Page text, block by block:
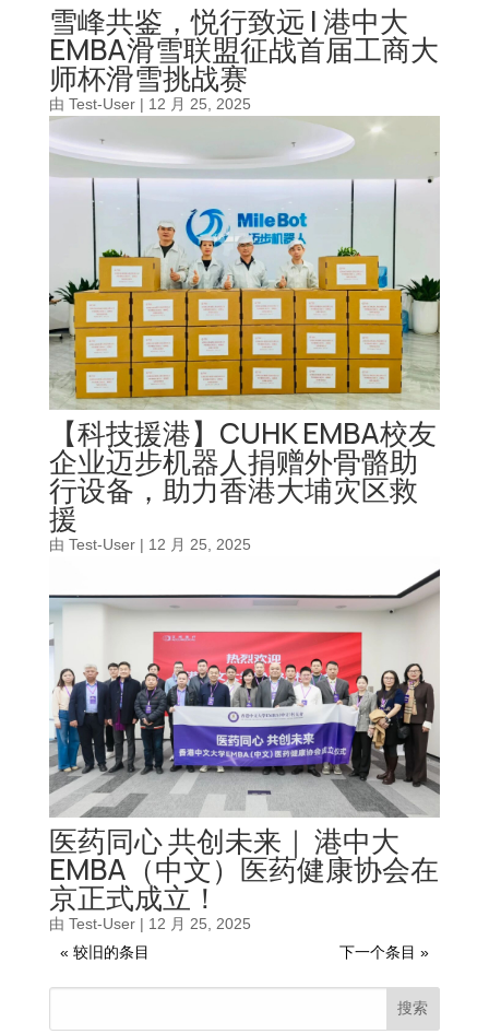
雪峰共鉴，悦行致远 | 港中大
EMBA滑雪联盟征战首届工商大
师杯滑雪挑战赛
由 Test-User| 12 月 25, 2025
【科技援港】CUHK EMBA校友
企业迈步机器人捐赠外骨骼助
行设备，助力香港大埔灾区救
援
由 Test-User| 12 月 25, 2025
医药同心 共创未来｜ 港中大
EMBA（中文）医药健康协会在
京正式成立！
由 Test-User| 12 月 25, 2025
« 较旧的条目
下一个条目 »
搜索